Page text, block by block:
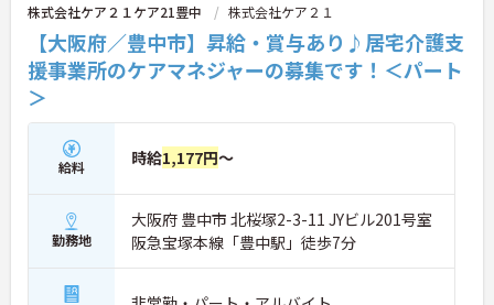
株式会社ケア２１ケア21豊中 株式会社ケア２１
【大阪府／豊中市】昇給・賞与あり♪居宅介護支
援事業所のケアマネジャーの募集です！＜パート
＞
給料 時給1,177円～
勤務地
大阪府 豊中市 北桜塚2-3-11 JYビル201号室
阪急宝塚本線「豊中駅」徒歩7分